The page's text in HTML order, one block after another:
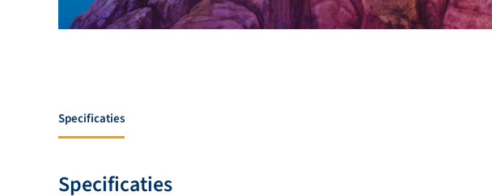
Specificaties
Specificaties